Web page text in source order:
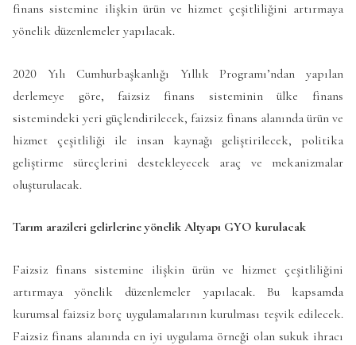
finans sistemine ilişkin ürün ve hizmet çeşitliliğini artırmaya
yönelik düzenlemeler yapılacak.
2020 Yılı Cumhurbaşkanlığı Yıllık Programı’ndan yapılan
derlemeye göre, faizsiz finans sisteminin ülke finans
sistemindeki yeri güçlendirilecek, faizsiz finans alanında ürün ve
hizmet çeşitliliği ile insan kaynağı geliştirilecek, politika
geliştirme süreçlerini destekleyecek araç ve mekanizmalar
oluşturulacak.
Tarım arazileri gelirlerine yönelik Altyapı GYO kurulacak
Faizsiz finans sistemine ilişkin ürün ve hizmet çeşitliliğini
artırmaya yönelik düzenlemeler yapılacak. Bu kapsamda
kurumsal faizsiz borç uygulamalarının kurulması teşvik edilecek.
Faizsiz finans alanında en iyi uygulama örneği olan sukuk ihracı